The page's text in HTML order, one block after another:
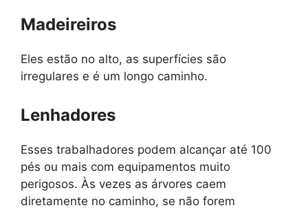
Madeireiros
Eles estão no alto, as superfícies são
irregulares e é um longo caminho.
Lenhadores
Esses trabalhadores podem alcançar até 100
pés ou mais com equipamentos muito
perigosos. Às vezes as árvores caem
diretamente no caminho, se não forem